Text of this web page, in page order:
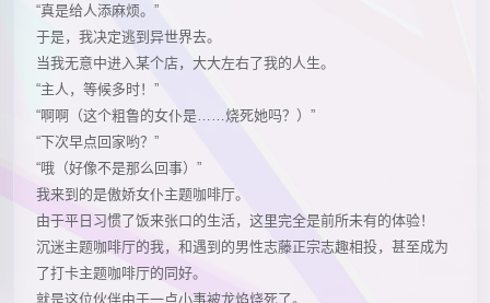
“真是给人添麻烦。”
于是，我决定逃到异世界去。
当我无意中进入某个店，大大左右了我的人生。
“主人，等候多时！”
“啊啊（这个粗鲁的女仆是……烧死她吗？）”
“下次早点回家哟？”
“哦（好像不是那么回事）”
我来到的是傲娇女仆主题咖啡厅。
由于平日习惯了饭来张口的生活，这里完全是前所未有的体验！
沉迷主题咖啡厅的我，和遇到的男性志藤正宗志趣相投，甚至成为
了打卡主题咖啡厅的同好。
就是这位伙伴由于一点小事被龙焰烧死了。